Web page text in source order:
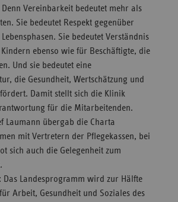
Vereinbarkeit bedeutet mehr als
Sie bedeutet Respekt gegenüber
Sie bedeutet Verständnis
ebenso wie für Beschäftigte, die
Und sie bedeutet eine
die Gesundheit, Wertschätzung und
Damit stellt sich die Klinik
für die Mitarbeitenden.
Laumann übergab die Charta
mit Vertretern der Pflegekassen, bei
sich auch die Gelegenheit zum
Das Landesprogramm wird zur Hälfte
Arbeit, Gesundheit und Soziales des